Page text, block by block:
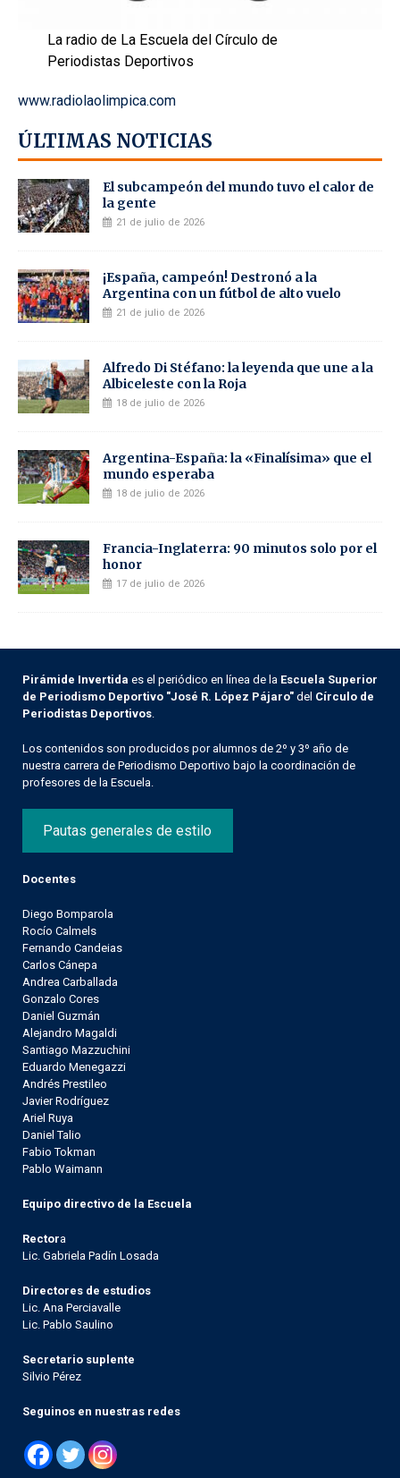
La radio de La Escuela del Círculo de
Periodistas Deportivos
www.radiolaolimpica.com
ÚLTIMAS NOTICIAS
El subcampeón del mundo tuvo el calor de
la gente
21 de julio de 2026
¡España, campeón! Destronó a la
Argentina con un fútbol de alto vuelo
21 de julio de 2026
Alfredo Di Stéfano: la leyenda que une a la
Albiceleste con la Roja
18 de julio de 2026
Argentina-España: la «Finalísima» que el
mundo esperaba
18 de julio de 2026
Francia-Inglaterra: 90 minutos solo por el
honor
17 de julio de 2026
Pirámide Invertida es el periódico en línea de la Escuela Superior
de Periodismo Deportivo "José R. López Pájaro" del Círculo de
Periodistas Deportivos.
Los contenidos son producidos por alumnos de 2º y 3º año de
nuestra carrera de Periodismo Deportivo bajo la coordinación de
profesores de la Escuela.
Pautas generales de estilo
Docentes
Diego Bomparola
Rocío Calmels
Fernando Candeias
Carlos Cánepa
Andrea Carballada
Gonzalo Cores
Daniel Guzmán
Alejandro Magaldi
Santiago Mazzuchini
Eduardo Menegazzi
Andrés Prestileo
Javier Rodríguez
Ariel Ruya
Daniel Talio
Fabio Tokman
Pablo Waimann
Equipo directivo de la Escuela
Rectora
Lic. Gabriela Padín Losada
Directores de estudios
Lic. Ana Perciavalle
Lic. Pablo Saulino
Secretario suplente
Silvio Pérez
Seguinos en nuestras redes